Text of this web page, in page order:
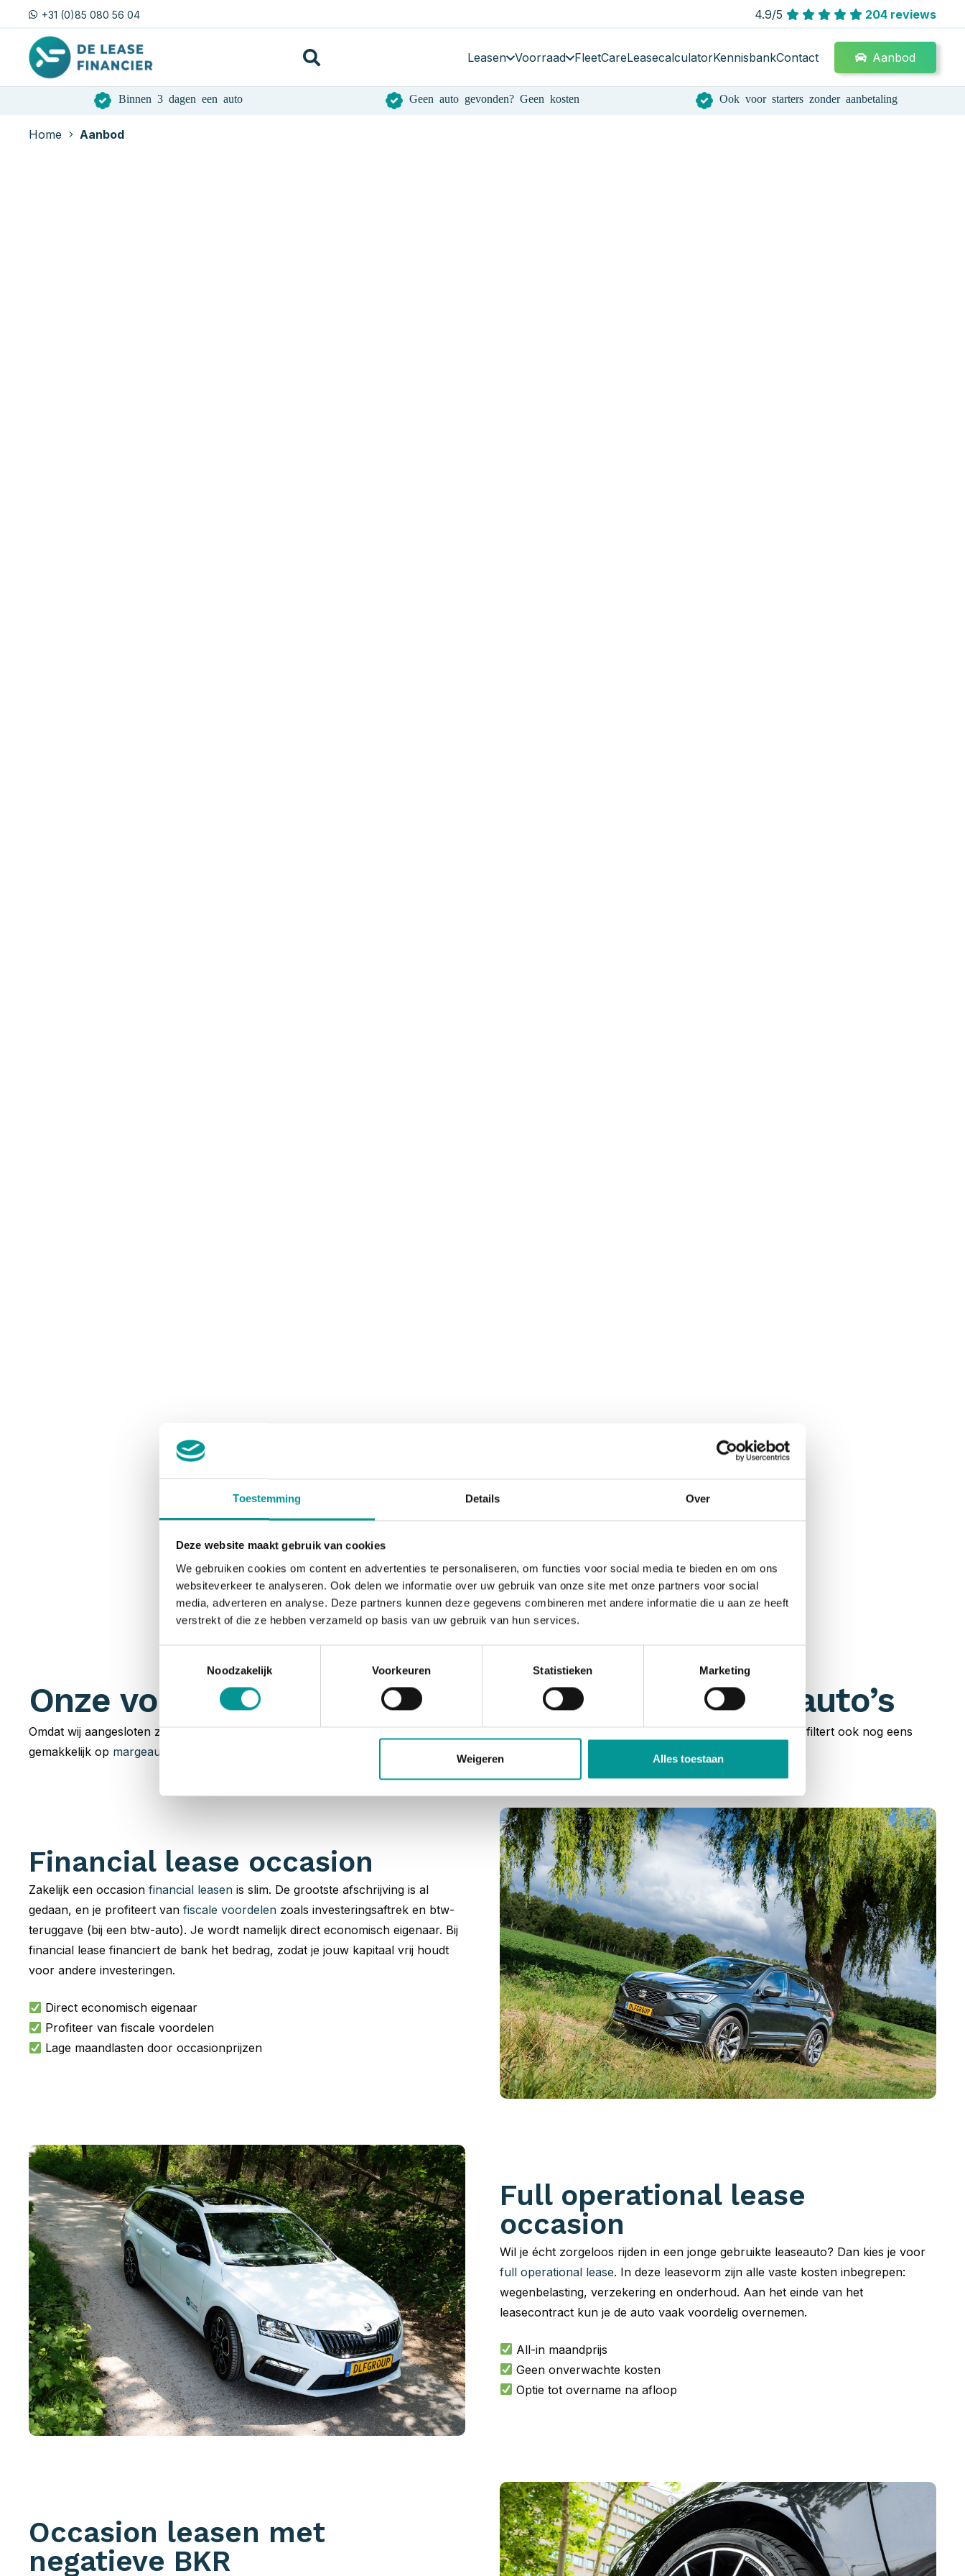
Toestemming Details Over
Deze website maakt gebruik van cookies
We gebruiken cookies om content en advertenties te personaliseren, om functies voor social media te bieden en om ons
websiteverkeer te analyseren. Ook delen we informatie over uw gebruik van onze site met onze partners voor social
media, adverteren en analyse. Deze partners kunnen deze gegevens combineren met andere informatie die u aan ze heeft
verstrekt of die ze hebben verzameld op basis van uw gebruik van hun services.
Noodzakelijk
Voorkeuren Statistieken Marketing
Weigeren Alles toestaan
+31 (0)85 080 56 04 4.9/5 204 reviews
Leasen Voorraad FleetCareLeasecalculatorKennisbankContact Aanbod
Binnen 3 dagen een auto Geen auto gevonden? Geen kosten Ook voor starters zonder aanbetaling
Home Aanbod
Onze voorraad occasion leaseauto’s en bedrijfsauto’s
Omdat wij aangesloten zijn bij tallozepartnershebben wij een ongeëvenaarde voorraad aan jonge gebruikte leaseauto’s en bedrijfswagens. Je filtert ook nog eens
gemakkelijk op margeauto of BTW-auto . Jouw zoektocht naar een zakelijk leaseauto start dus bij De Lease Financier!
Financial lease occasion
Zakelijk een occasion financial leasen is slim. De grootste afschrijving is al
gedaan, en je profiteert van fiscale voordelen zoals investeringsaftrek en btw-
teruggave (bij een btw-auto). Je wordt namelijk direct economisch eigenaar. Bij
financial lease financiert de bank het bedrag, zodat je jouw kapitaal vrij houdt
voor andere investeringen.
Direct economisch eigenaar
Profiteer van fiscale voordelen
Lage maandlasten door occasionprijzen
Full operational lease
occasion
Wil je écht zorgeloos rijden in een jonge gebruikte leaseauto? Dan kies je voor
full operational lease. In deze leasevorm zijn alle vaste kosten inbegrepen:
wegenbelasting, verzekering en onderhoud. Aan het einde van het
leasecontract kun je de auto vaak voordelig overnemen.
All-in maandprijs
Geen onverwachte kosten
Optie tot overname na afloop
Occasion leasen met
negatieve BKR